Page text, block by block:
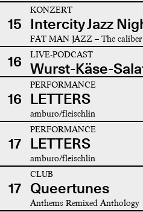
15
KONZERT
Intercity Jazz
FAT MAN JAZZ – The
16 LIVE-PODCAST
Wurst-Käse-
16
PERFORMANCE
LETTERS
amburo/fleischlin
17
PERFORMANCE
LETTERS
amburo/fleischlin
17
CLUB
Queertunes
Anthems Remixed Anthology